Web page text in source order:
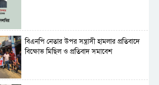
বিএনপি নেতার উপর সন্ত্রাসী হামলার প্রতিবাদে
বিক্ষোভ মিছিল ও প্রতিবাদ সমাবেশ